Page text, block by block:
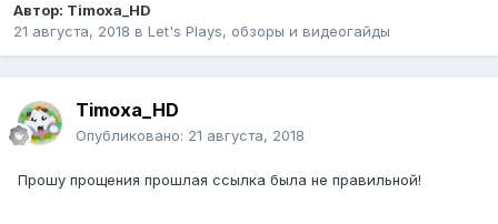
Автор: Timoxa_HD
21 августа, 2018 в Let's Plays, обзоры и видеогайды
Timoxa_HD
Опубликовано: 21 августа, 2018
Прошу прощения прошлая ссылка была не правильной!